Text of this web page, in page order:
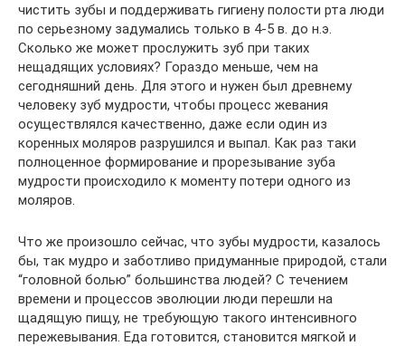
чистить зубы и поддерживать гигиену полости рта люди
по серьезному задумались только в 4-5 в. до н.э.
Сколько же может прослужить зуб при таких
нещадящих условиях? Гораздо меньше, чем на
сегодняшний день. Для этого и нужен был древнему
человеку зуб мудрости, чтобы процесс жевания
осуществлялся качественно, даже если один из
коренных моляров разрушился и выпал. Как раз таки
полноценное формирование и прорезывание зуба
мудрости происходило к моменту потери одного из
моляров.
Что же произошло сейчас, что зубы мудрости, казалось
бы, так мудро и заботливо придуманные природой, стали
“головной болью” большинства людей? С течением
времени и процессов эволюции люди перешли на
щадящую пищу, не требующую такого интенсивного
пережевывания. Еда готовится, становится мягкой и